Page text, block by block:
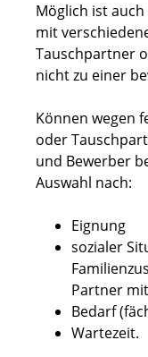
Möglich ist
mit
Tauschpartner
nicht zu einer
Können wegen
oder
und Bewerber
Auswahl nach:
Eignung
sozialer
Partner
Bedarf
Wartezeit.